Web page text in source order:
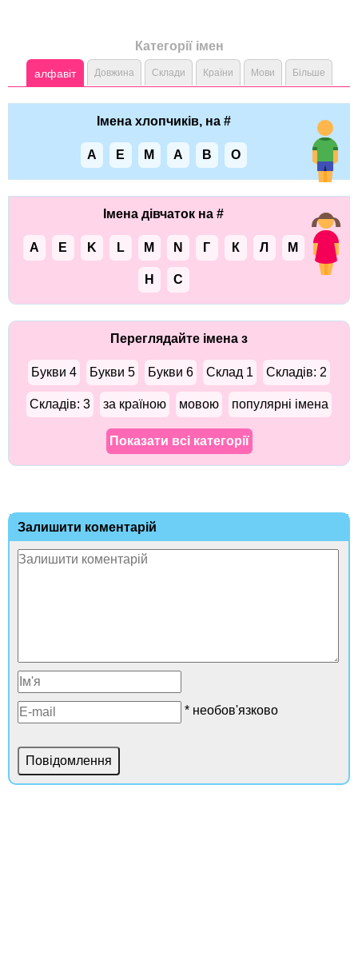
Категорії імен
алфавіт Довжина Склади Країни Мови Більше
Імена хлопчиків, на #
A E M А В О
Імена дівчаток на #
A E K L M N Г К Л М
Н С
Переглядайте імена з
Букви 4 Букви 5 Букви 6 Склад 1 Складів: 2
Складів: 3 за країною мовою популярні імена
Показати всі категорії
Залишити коментарій
* необов'язково